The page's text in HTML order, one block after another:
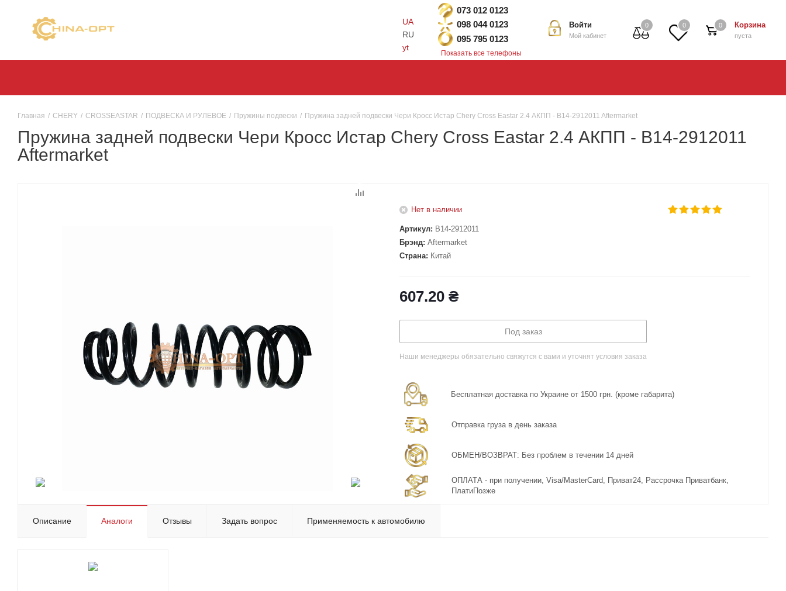
UA
RU
yt
0 0 Корзина
пуста
0
Войти
Мой кабинет
073 012 0123
098 044 0123
095 795 0123
Показать все телефоны
Главная / CHERY / CROSSEASTAR / ПОДВЕСКА И РУЛЕВОЕ / Пружины подвески / Пружина задней подвески Чери Кросс Истар Chery Cross Eastar 2.4 АКПП - B14-2912011 Aftermarket
Пружина задней подвески Чери Кросс Истар Chery Cross Eastar 2.4 АКПП - B14-2912011
Aftermarket
Нет в наличии
Артикул: B14-2912011
Брэнд: Aftermarket
Страна: Китай
607.20 ₴
Под заказ
Наши менеджеры обязательно свяжутся с вами и уточнят условия заказа
Бесплатная доставка по Украине от 1500 грн. (кроме габарита)
Отправка груза в день заказа
ОБМЕН/ВОЗВРАТ: Без проблем в течении 14 дней
ОПЛАТА - при получении, Visa/MasterCard, Приват24, Рассрочка Приватбанк,
ПлатиПозже
Описание Аналоги Отзывы Задать вопрос Применяемость к автомобилю